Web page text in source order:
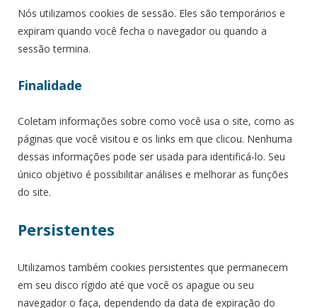
Nós utilizamos cookies de sessão. Eles são temporários e
expiram quando você fecha o navegador ou quando a
sessão termina.
Finalidade
Coletam informações sobre como você usa o site, como as
páginas que você visitou e os links em que clicou. Nenhuma
dessas informações pode ser usada para identificá-lo. Seu
único objetivo é possibilitar análises e melhorar as funções
do site.
Persistentes
Utilizamos também cookies persistentes que permanecem
em seu disco rígido até que você os apague ou seu
navegador o faça, dependendo da data de expiração do